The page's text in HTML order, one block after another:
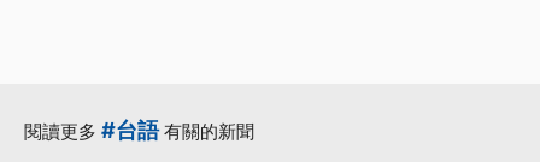
閱讀更多 #台語有關的新聞